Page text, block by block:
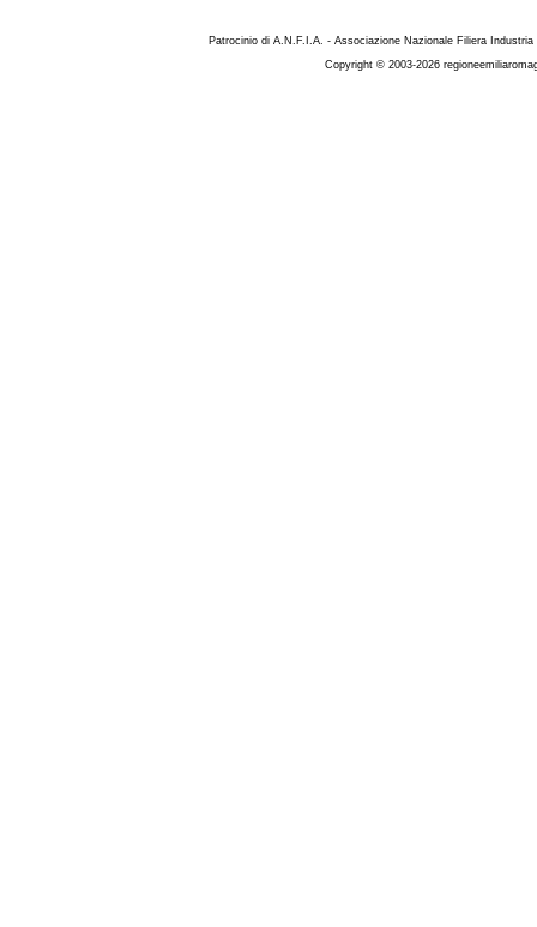
Patrocinio di A.N.F.I.A. - Associazione Nazionale Filiera
Copyright © 2003-2026